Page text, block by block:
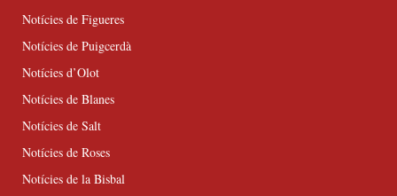
Notícies de Figueres
Notícies de Puigcerdà
Notícies d’Olot
Notícies de Blanes
Notícies de Salt
Notícies de Roses
Notícies de la Bisbal